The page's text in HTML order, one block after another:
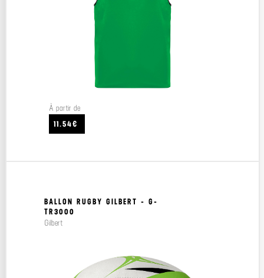
À partir de
11.54€
BALLON RUGBY GILBERT - G-
TR3000
Gilbert